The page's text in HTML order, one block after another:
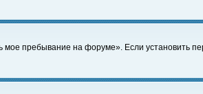
пребывание на форуме». Если установить